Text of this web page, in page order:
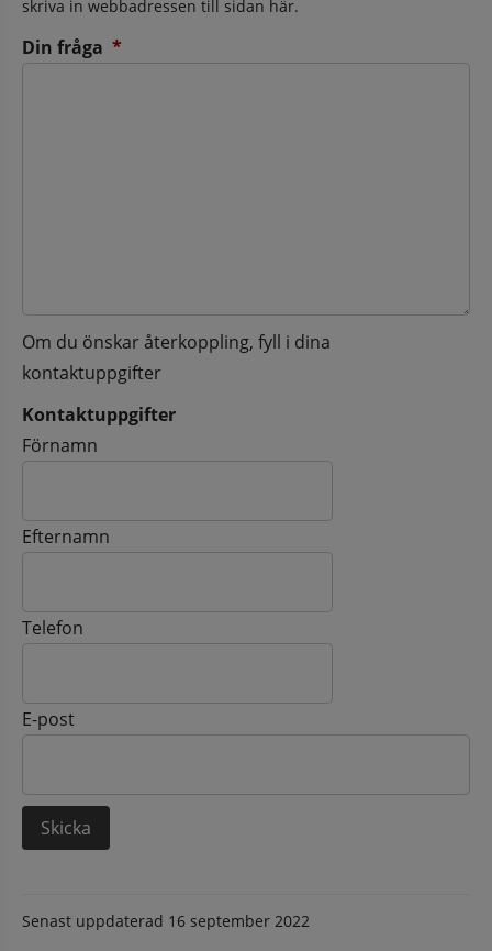
skriva in webbadressen till sidan här.
Din fråga *
Om du önskar återkoppling, fyll i dina
kontaktuppgifter
Kontaktuppgifter
Kontaktuppgifter
Förnamn
Efternamn
Telefon
E-post
Senast uppdaterad 16 september 2022